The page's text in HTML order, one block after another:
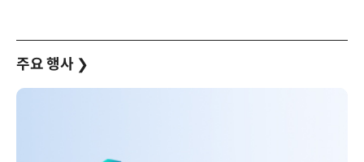
주요 행사 ❯